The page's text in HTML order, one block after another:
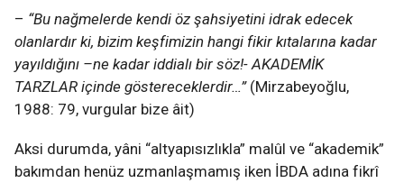
– “Bu nağmelerde kendi öz şahsiyetini idrak edecek
olanlardır ki, bizim keşfimizin hangi fikir kıtalarına kadar
yayıldığını –ne kadar iddialı bir söz!- AKADEMİK
TARZLAR içinde göstereceklerdir…”(Mirzabeyoğlu,
1988: 79, vurgular bize âit)
Aksi durumda, yâni “altyapısızlıkla” malûl ve “akademik”
bakımdan henüz uzmanlaşmamış iken İBDA adına fikrî